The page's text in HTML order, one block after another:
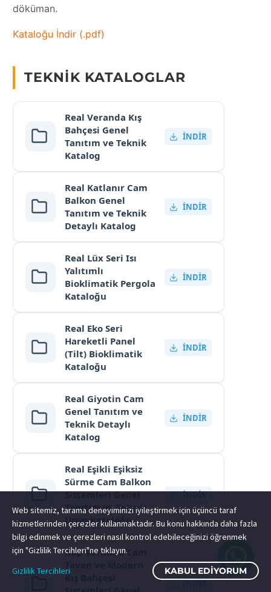
döküman.
Kataloğu İndir (.pdf)
TEKNIK KATALOGLAR
Real Veranda Kış
Bahçesi Genel
Tanıtım ve Teknik
Katalog
İNDIR
Real Katlanır Cam
Balkon Genel
Tanıtım ve Teknik
Detaylı Katalog
İNDIR
Real Lüx Seri Isı
Yalıtımlı
Bioklimatik Pergola
Kataloğu
İNDIR
Real Eko Seri
Hareketli Panel
(Tilt) Bioklimatik
Kataloğu
İNDIR
Real Giyotin Cam
Genel Tanıtım ve
Teknik Detaylı
Katalog
İNDIR
Real Eşikli Eşiksiz
Sürme Cam Balkon
Sistemleri Genel
Tanıtım ve Teknik
Ürün Kataloğu
İNDIR
Küp Veranda Cam
Tavan ve Modern
Kış Bahçesi
Web sitemiz, tarama deneyiminizi iyileştirmek için üçüncü taraf
hizmetlerinden çerezler kullanmaktadır. Bu konu hakkında daha fazla
bilgi edinmek ve çerezleri nasıl kontrol edebileceğinizi öğrenmek
için "Gizlilik Tercihleri"ne tıklayın.
Gizlilik Tercihleri
KABUL EDIYORUM